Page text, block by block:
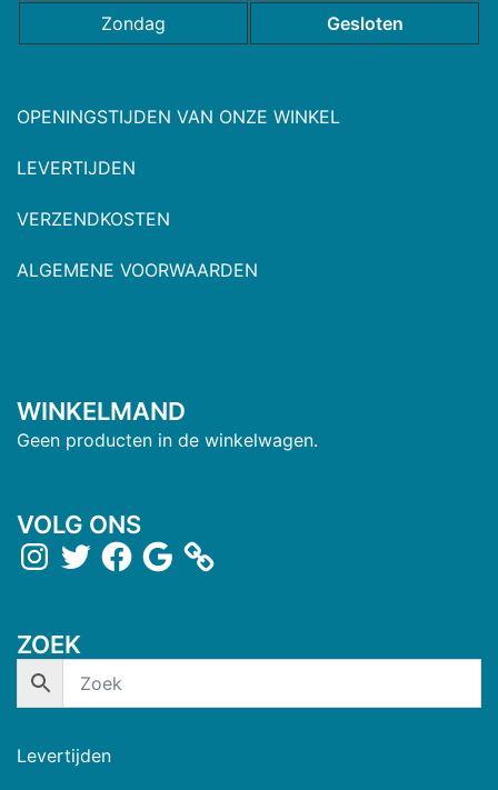
Zondag
Gesloten
OPENINGSTIJDEN VAN ONZE WINKEL
LEVERTIJDEN
VERZENDKOSTEN
ALGEMENE VOORWAARDEN
WINKELMAND
Geen producten in de winkelwagen.
VOLG ONS
ZOEK
Levertijden